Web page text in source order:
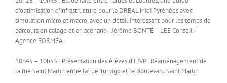
d’optimisation d’infrastructure pour la DREAL Midi Pyrénées avec
simulation micro et macro, avec un détail intéressant pour les temps de
parcours en calage et en scénario | Jérôme BONTÉ – LEE Conseil –
Agence SORMEA
10h45 – 10h55 : Présentation des élèves d’EIVP : Réaménagement de
la rue Saint Martin entre la rue Turbigo et le Boulevard Saint Martin